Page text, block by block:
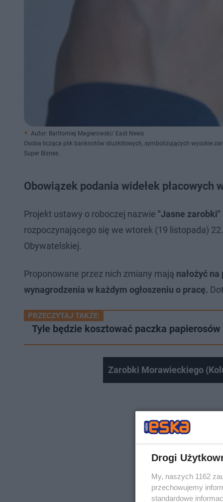
Autor: Bartlomiej Magierowski/ East News
Osoba licząca plik banknotów stuzłotowych, symbolizujących wysokie
Super Biznes.
Obowiązek podania widełek płacowych
Projekt ustawy o roboczej nazwie "Jasne zarobki"
rozpoczynającego się we wtorek (19 listopada)
Obywatelskiej.
Proponowane przez nich zmiany mają nałożyć
wynagrodzenia w każdym ogłoszeniu o pracę.
PRZECZYTAJ TAKŻE:
Tyle będzie kosztować paczka
Zarobki Morawieckiego
Drogi
My, naszych 1162
przechowujemy
standardowe